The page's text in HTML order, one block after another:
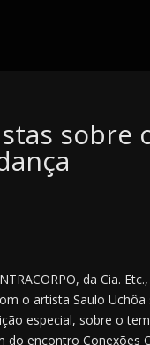
sobre
da Cia.
o artista Saulo
especial, sobre o
encontro Conexões